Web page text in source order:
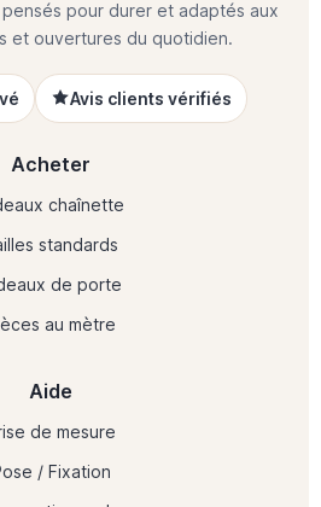
pour durer et adaptés aux
et ouvertures du quotidien.
Avis clients vérifiés
Acheter
chaînette
standards
de porte
au mètre
Aide
de mesure
/ Fixation